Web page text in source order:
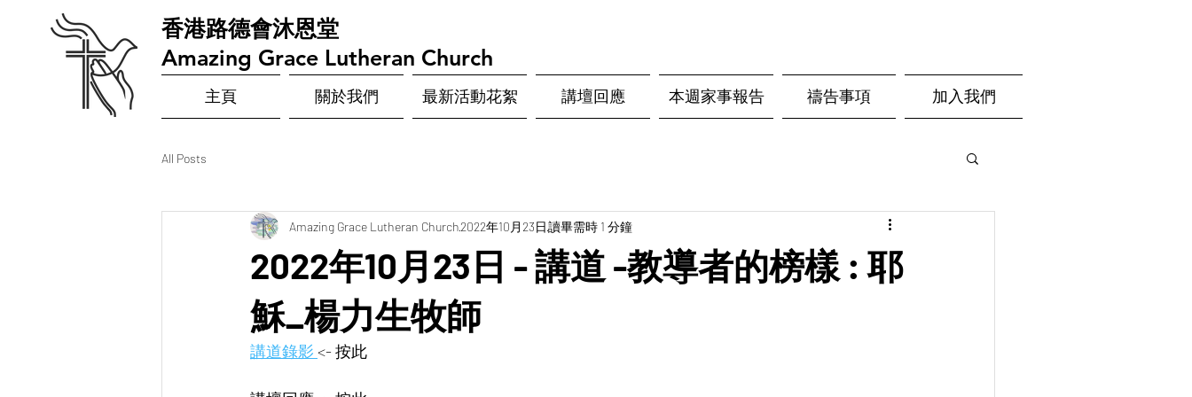
​香港路德會沐恩堂
Amazing Grace Lutheran Church
主頁 關於我們 最新活動花絮 講壇回應 本週家事報告 禱告事項 加入我們
All Posts
2022年10月23日 - 講道 -教導者的榜樣 : 耶
穌_楊力生牧師
Amazing Grace Lutheran Church2022年10月23日讀畢需時 1 分鐘
講道錄影 <- 按此